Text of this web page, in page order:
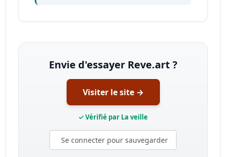
Envie d'essayer Reve.art ?
Visiter le site →
✓ Vérifié par La veille
Se connecter pour sauvegarder